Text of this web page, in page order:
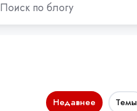
Недавнее Темы